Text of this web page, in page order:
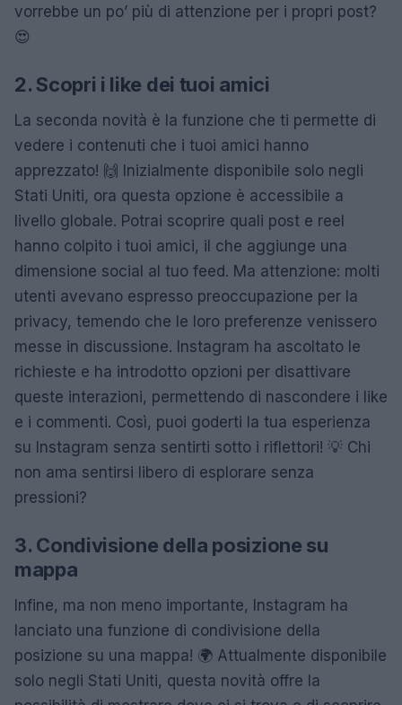
vorrebbe un po’ più di attenzione per i propri post?
😍
2. Scopri i like dei tuoi amici
La seconda novità è la funzione che ti permette di
vedere i contenuti che i tuoi amici hanno
apprezzato! 🙌 Inizialmente disponibile solo negli
Stati Uniti, ora questa opzione è accessibile a
livello globale. Potrai scoprire quali post e reel
hanno colpito i tuoi amici, il che aggiunge una
dimensione social al tuo feed. Ma attenzione: molti
utenti avevano espresso preoccupazione per la
privacy, temendo che le loro preferenze venissero
messe in discussione. Instagram ha ascoltato le
richieste e ha introdotto opzioni per disattivare
queste interazioni, permettendo di nascondere i like
e i commenti. Così, puoi goderti la tua esperienza
su Instagram senza sentirti sotto i riflettori! 💡 Chi
non ama sentirsi libero di esplorare senza
pressioni?
3. Condivisione della posizione su
mappa
Infine, ma non meno importante, Instagram ha
lanciato una funzione di condivisione della
posizione su una mappa! 🌍 Attualmente disponibile
solo negli Stati Uniti, questa novità offre la